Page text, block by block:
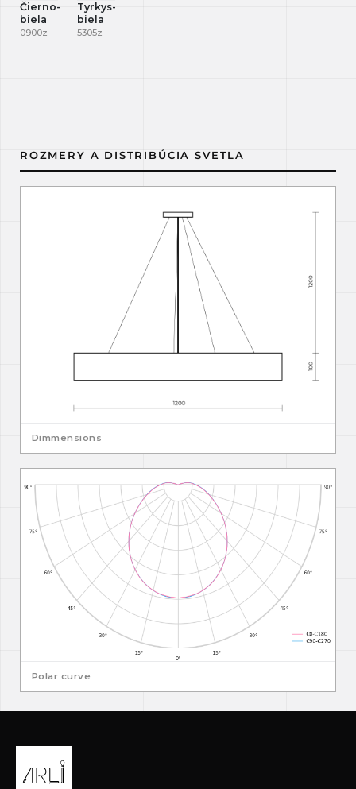
Čierno-
biela
0900z
Tyrkys-
biela
5305z
ROZMERY A DISTRIBÚCIA SVETLA
Dimmensions
Polar curve